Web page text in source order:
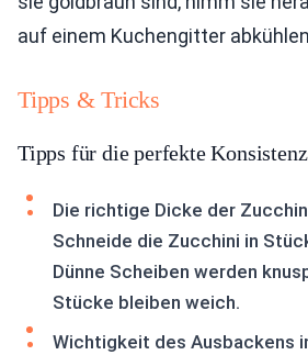
auf einem Kuchengitter
Tipps & Tricks
Tipps für die perfekte Konsistenz
Die richtige Dicke der
Schneide die Zucchini in
Dünne Scheiben werden
Stücke bleiben weich.
Wichtigkeit des Ausbackens